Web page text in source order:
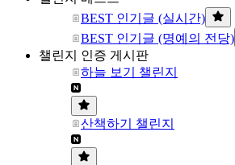
BEST 인기글 (실시간)
BEST 인기글 (명예의 전당)
챌린지 인증 게시판
하늘 보기 챌린지
산책하기 챌린지